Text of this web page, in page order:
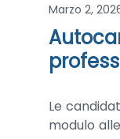
Marzo 2,
Le
modulo